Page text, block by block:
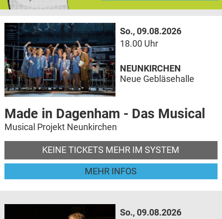
So., 09.08.2026
18.00 Uhr
Made in Dagenham - Das Musical
Musical Projekt Neunkirchen
KEINE TICKETS MEHR IM SYSTEM
MEHR INFOS
NEUNKIRCHEN
Neue Gebläsehalle
So., 09.08.2026